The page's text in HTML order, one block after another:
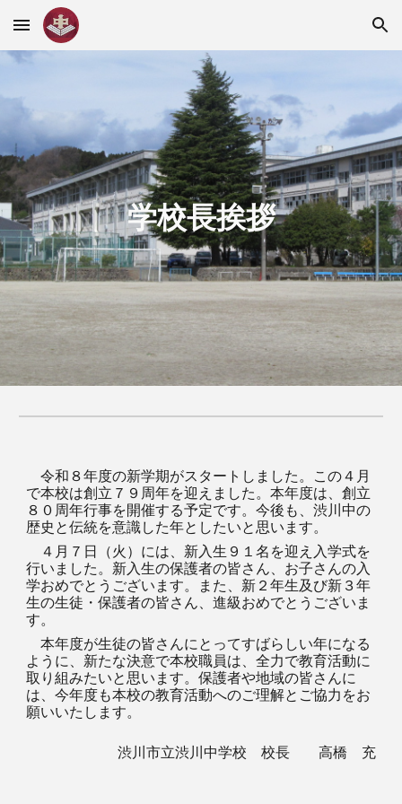
Skip to main content Skip to navigation
学校長挨拶
令和８年度の新学期がスタートしました。この４月
で本校は創立７９周年を迎えました。本年度は、創立
８０周年行事を開催する予定です。今後も、渋川中の
歴史と伝統を意識した年としたいと思います。
４月７日（火）には、新入生９１名を迎え入学式を
行いました。新入生の保護者の皆さん、お子さんの入
学おめでとうございます。また、新２年生及び新３年
生の生徒・保護者の皆さん、進級おめでとうございま
す。
本年度が生徒の皆さんにとってすばらしい年になる
ように、新たな決意で本校職員は、全力で教育活動に
取り組みたいと思います。保護者や地域の皆さんに
は、今年度も本校の教育活動へのご理解とご協力をお
願いいたします。
渋川市立渋川中学校 校長 高橋 充